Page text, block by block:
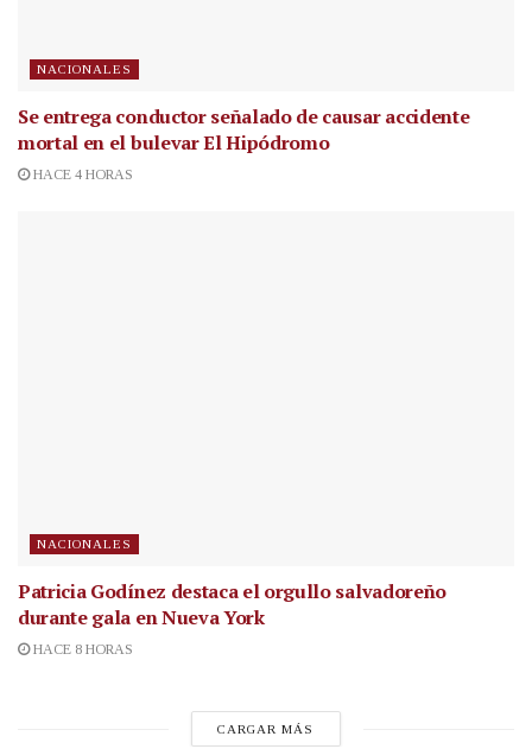
NACIONALES
Se entrega conductor señalado de causar accidente
mortal en el bulevar El Hipódromo
HACE 4 HORAS
NACIONALES
Patricia Godínez destaca el orgullo salvadoreño
durante gala en Nueva York
HACE 8 HORAS
CARGAR MÁS